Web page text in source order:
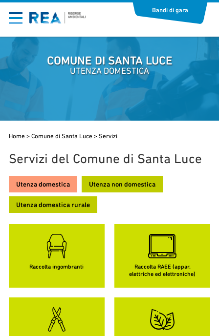
Bandi di gara
COMUNE DI SANTA LUCE
UTENZA DOMESTICA
Home > Comune di Santa Luce > Servizi
Servizi del Comune di Santa Luce
Utenza domestica Utenza non domestica
Utenza domestica rurale
Raccolta ingombranti
Raccolta RAEE (appar.
elettriche ed elettroniche)